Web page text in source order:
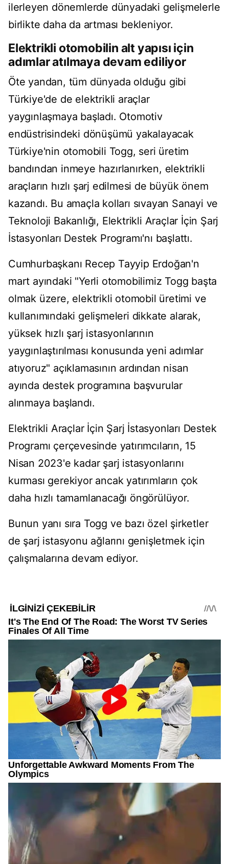
ilerleyen dönemlerde dünyadaki gelişmelerle
birlikte daha da artması bekleniyor.
Elektrikli otomobilin alt yapısı için
adımlar atılmaya devam ediliyor
Öte yandan, tüm dünyada olduğu gibi
Türkiye'de de elektrikli araçlar
yaygınlaşmaya başladı. Otomotiv
endüstrisindeki dönüşümü yakalayacak
Türkiye'nin otomobili Togg, seri üretim
bandından inmeye hazırlanırken, elektrikli
araçların hızlı şarj edilmesi de büyük önem
kazandı. Bu amaçla kolları sıvayan Sanayi ve
Teknoloji Bakanlığı, Elektrikli Araçlar İçin Şarj
İstasyonları Destek Programı'nı başlattı.
Cumhurbaşkanı Recep Tayyip Erdoğan'n
mart ayındaki "Yerli otomobilimiz Togg başta
olmak üzere, elektrikli otomobil üretimi ve
kullanımındaki gelişmeleri dikkate alarak,
yüksek hızlı şarj istasyonlarının
yaygınlaştırılması konusunda yeni adımlar
atıyoruz" açıklamasının ardından nisan
ayında destek programına başvurular
alınmaya başlandı.
Elektrikli Araçlar İçin Şarj İstasyonları Destek
Programı çerçevesinde yatırımcıların, 15
Nisan 2023'e kadar şarj istasyonlarını
kurması gerekiyor ancak yatırımların çok
daha hızlı tamamlanacağı öngörülüyor.
Bunun yanı sıra Togg ve bazı özel şirketler
de şarj istasyonu ağlarını genişletmek için
çalışmalarına devam ediyor.